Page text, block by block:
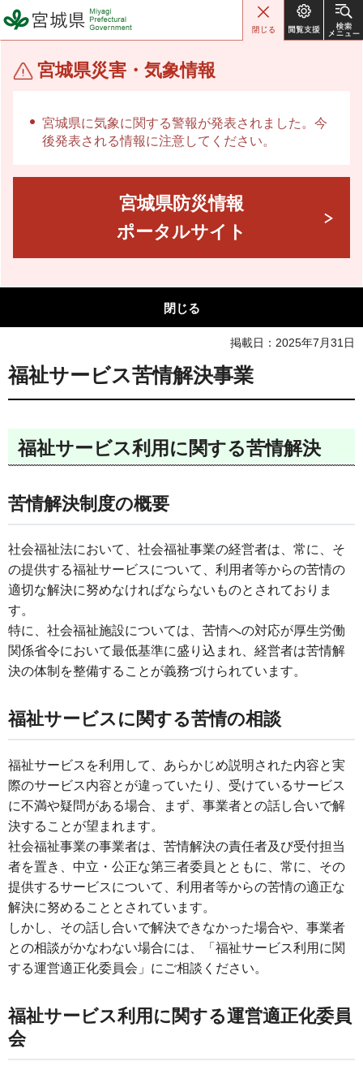
宮城県 Miyagi Prefectural
Government
宮城県災害・気象情報
宮城県に気象に関する警報が発表されました。今
後発表される情報に注意してください。
宮城県防災情報
ポータルサイト
閉じる
掲載日：2025年7月31日
福祉サービス苦情解決事業
福祉サービス利用に関する苦情解決
苦情解決制度の概要
社会福祉法において、社会福祉事業の経営者は、常に、そ
の提供する福祉サービスについて、利用者等からの苦情の
適切な解決に努めなければならないものとされておりま
す。
特に、社会福祉施設については、苦情への対応が厚生労働
関係省令において最低基準に盛り込まれ、経営者は苦情解
決の体制を整備することが義務づけられています。
福祉サービスに関する苦情の相談
福祉サービスを利用して、あらかじめ説明された内容と実
際のサービス内容とが違っていたり、受けているサービス
に不満や疑問がある場合、まず、事業者との話し合いで解
決することが望まれます。
社会福祉事業の事業者は、苦情解決の責任者及び受付担当
者を置き、中立・公正な第三者委員とともに、常に、その
提供するサービスについて、利用者等からの苦情の適正な
解決に努めることとされています。
しかし、その話し合いで解決できなかった場合や、事業者
との相談がかなわない場合には、「福祉サービス利用に関
する運営適正化委員会」にご相談ください。
福祉サービス利用に関する運営適正化委員
会